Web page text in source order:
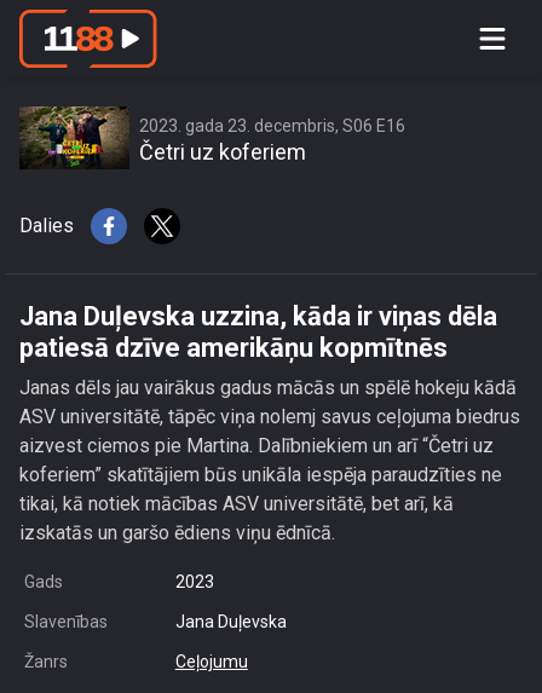
Jana Duļevska uzzina, kāda ir viņas
2023. gada 23. decembris, S06 E16
Četri uz koferiem
Dalies
Jana Duļevska uzzina, kāda ir viņas dēla
patiesā dzīve amerikāņu kopmītnēs
Janas dēls jau vairākus gadus mācās un spēlē hokeju kādā
ASV universitātē, tāpēc viņa nolemj savus ceļojuma biedrus
aizvest ciemos pie Martina. Dalībniekiem un arī “Četri uz
koferiem” skatītājiem būs unikāla iespēja paraudzīties ne
tikai, kā notiek mācības ASV universitātē, bet arī, kā
izskatās un garšo ēdiens viņu ēdnīcā.
Gads 2023
Slavenības Jana Duļevska
Žanrs Ceļojumu